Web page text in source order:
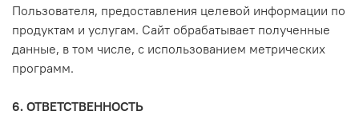
Пользователя, предоставления целевой информации по
продуктам и услугам. Сайт обрабатывает полученные
данные, в том числе, с использованием метрических
программ.
6. ОТВЕТСТВЕННОСТЬ